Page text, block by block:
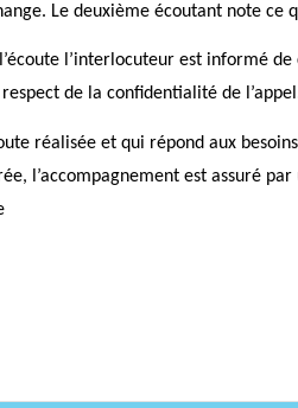
Le deuxième écoutant note ce
l’interlocuteur est informé
de la confidentialité de
réalisée et qui répond aux
l’accompagnement est assuré par